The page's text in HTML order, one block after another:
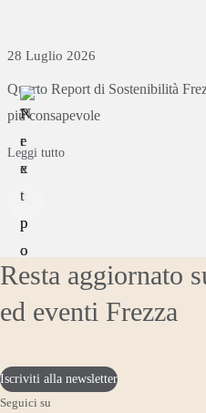
28 Luglio 2026
Quarto Report di Sostenibilità
più consapevole
Leggi tutto
Resta aggiornato
ed eventi Frezza
Iscriviti alla newsletter
Seguici su